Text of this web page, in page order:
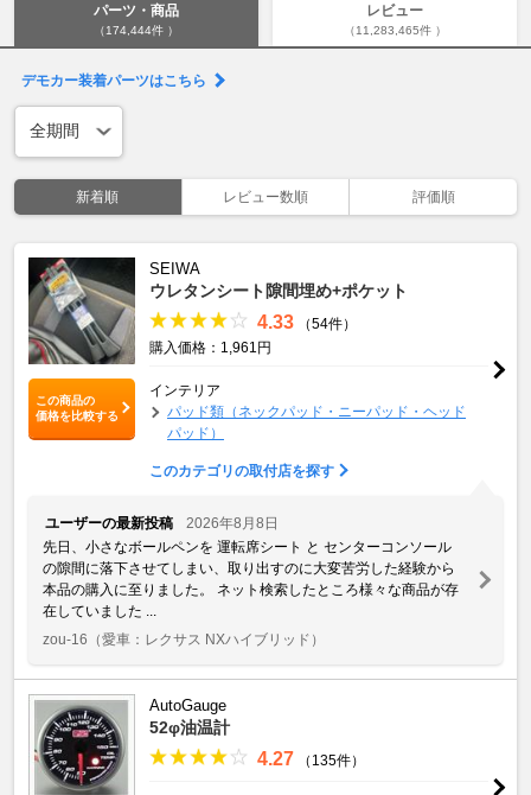
パーツ・商品
（174,444件 ）
レビュー
（11,283,465件 ）
デモカー装着パーツはこちら
新着順 レビュー数順 評価順
この商品の
価格を比較する
SEIWA
ウレタンシート隙間埋め+ポケット
4.33
（54件）
購入価格：1,961円
インテリア
パッド類（ネックパッド・ニーパッド・ヘッド
パッド）
このカテゴリの取付店を探す
ユーザーの最新投稿
2026年8月8日
先日、小さなボールペンを 運転席シート と センターコンソール
の隙間に落下させてしまい、取り出すのに大変苦労した経験から
本品の購入に至りました。 ネット検索したところ様々な商品が存
在していました ...
zou-16 （愛車：レクサス NXハイブリッド）
AutoGauge
52φ油温計
4.27 （135件）